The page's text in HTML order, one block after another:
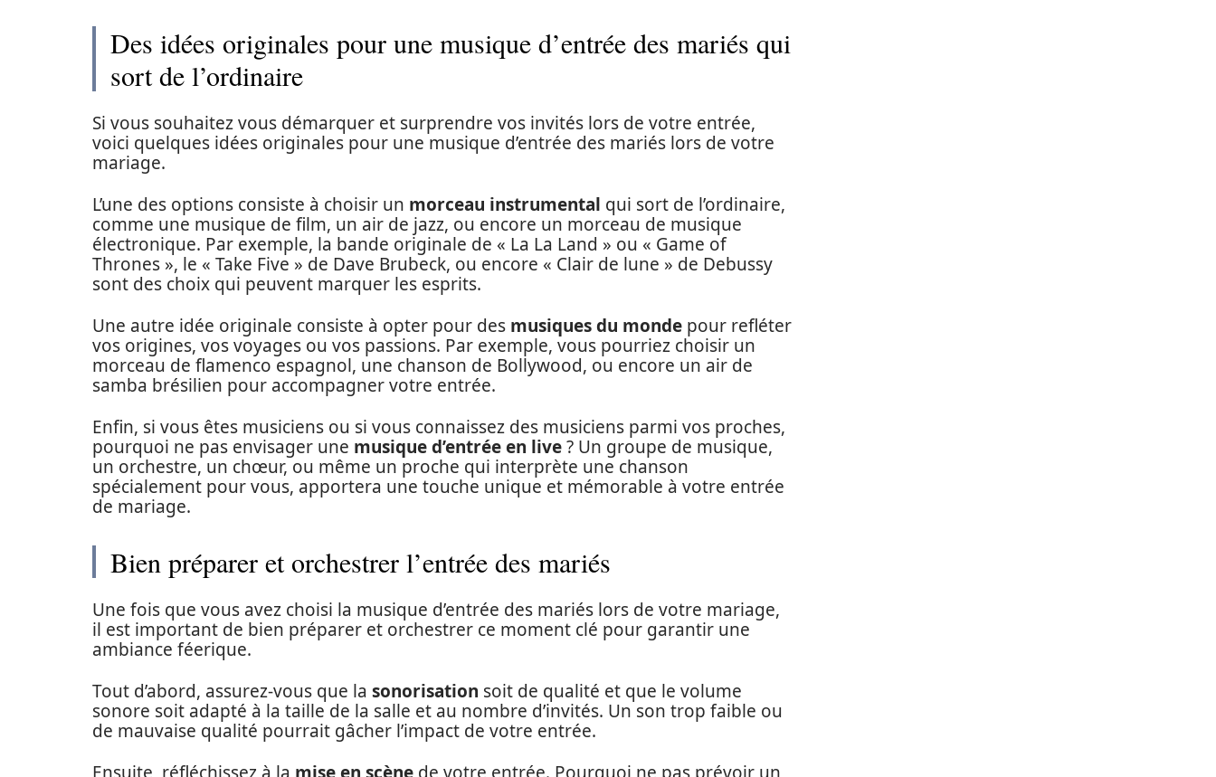
Des idées originales pour une musique d’entrée des mariés qui
sort de l’ordinaire
Si vous souhaitez vous démarquer et surprendre vos invités lors de votre entrée,
voici quelques idées originales pour une musique d’entrée des mariés lors de votre
mariage.
L’une des options consiste à choisir un morceau instrumental qui sort de l’ordinaire,
comme une musique de film, un air de jazz, ou encore un morceau de musique
électronique. Par exemple, la bande originale de « La La Land » ou « Game of
Thrones », le « Take Five » de Dave Brubeck, ou encore « Clair de lune » de Debussy
sont des choix qui peuvent marquer les esprits.
Une autre idée originale consiste à opter pour des musiques du monde pour refléter
vos origines, vos voyages ou vos passions. Par exemple, vous pourriez choisir un
morceau de flamenco espagnol, une chanson de Bollywood, ou encore un air de
samba brésilien pour accompagner votre entrée.
Enfin, si vous êtes musiciens ou si vous connaissez des musiciens parmi vos proches,
pourquoi ne pas envisager une musique d’entrée en live? Un groupe de musique,
un orchestre, un chœur, ou même un proche qui interprète une chanson
spécialement pour vous, apportera une touche unique et mémorable à votre entrée
de mariage.
Bien préparer et orchestrer l’entrée des mariés
Une fois que vous avez choisi la musique d’entrée des mariés lors de votre mariage,
il est important de bien préparer et orchestrer ce moment clé pour garantir une
ambiance féerique.
Tout d’abord, assurez-vous que la sonorisation soit de qualité et que le volume
sonore soit adapté à la taille de la salle et au nombre d’invités. Un son trop faible ou
de mauvaise qualité pourrait gâcher l’impact de votre entrée.
Ensuite, réfléchissez à la mise en scène de votre entrée. Pourquoi ne pas prévoir un